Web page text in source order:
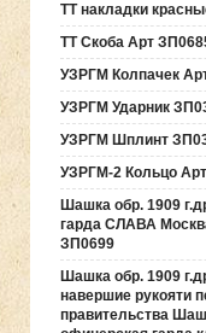
ТТ накладки
ТТ Скоба Арт
УЗРГМ Колпачек
УЗРГМ Ударник
УЗРГМ Шплинт
УЗРГМ-2 Кольцо
Шашка обр. 1909
гарда СЛАВА
ЗП0699
Шашка обр. 1909
навершие рукояти
правительства